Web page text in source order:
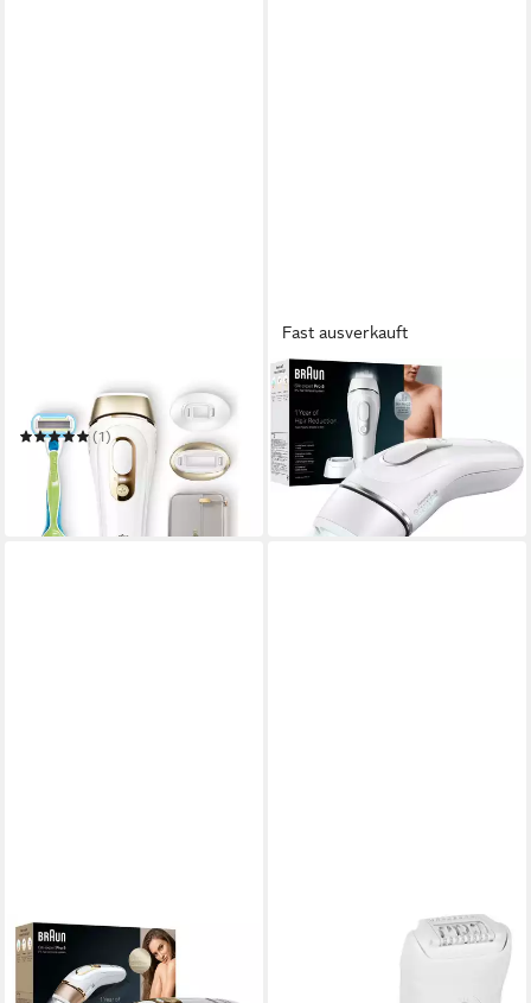
Epilierer
(1)
339,00 € 559,99 €
-39%
in 2-3 Werktagen bei dir
Fast ausverkauft
BRAUN
IPL-Haarentferner
Silk·expert Pro 5 PL5145
ab 360,89 € UVP599,00 €
-40%
in 3-4 Werktagen bei dir
BRAUN
IPL-Haarentferner PL5052
ab 359,52 € UVP 599,00 €
Epilierer Braun Silk-épil 5-